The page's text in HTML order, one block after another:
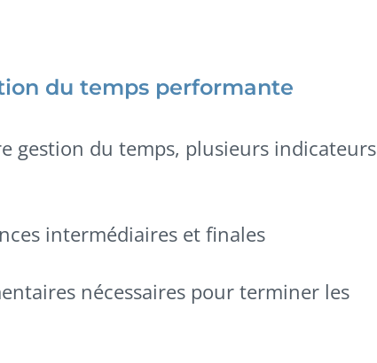
du temps performante
gestion du temps, plusieurs indicateurs
intermédiaires et finales
nécessaires pour terminer les